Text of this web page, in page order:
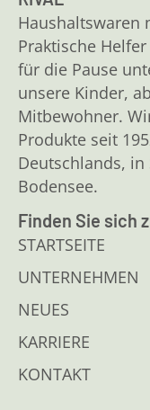
Haushaltswaren
Praktische
für die Pause
unsere Kinder,
Mitbewohner.
Produkte seit
Deutschlands, in
Bodensee.
Finden Sie sich
STARTSEITE
UNTERNEHMEN
NEUES
KARRIERE
KONTAKT